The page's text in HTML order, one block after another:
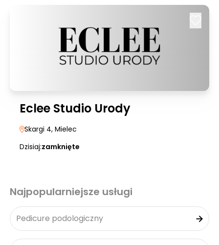
Eclee Studio Urody
Skargi 4, Mielec
Dzisiaj:zamknięte
Najpopularniejsze usługi
Pedicure podologiczny